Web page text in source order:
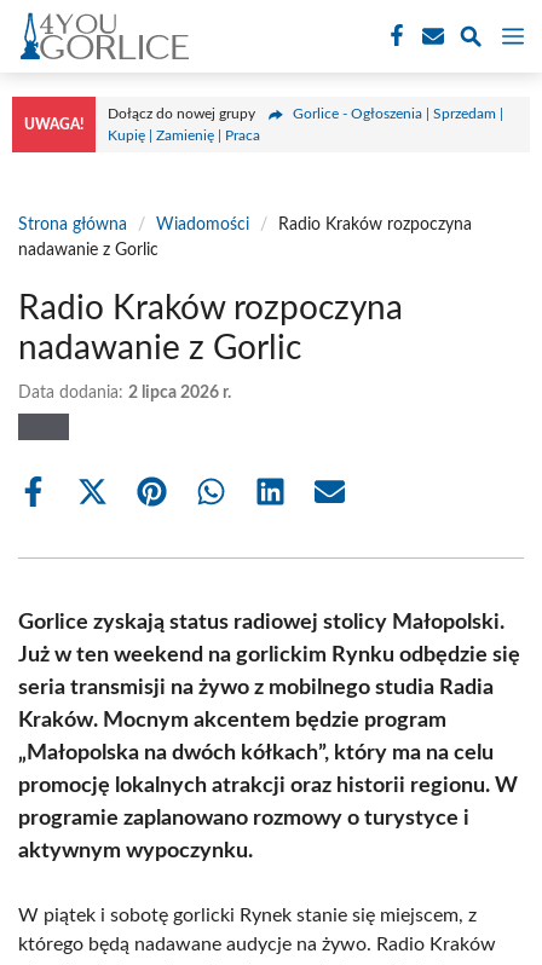
Przejdź
treści
UWAGA!
Dołącz do nowej grupy
Gorlice - Ogłoszenia | Sprzedam |
Kupię | Zamienię | Praca
Strona główna / Wiadomości /
Radio Kraków rozpoczyna
nadawanie z Gorlic
Radio Kraków rozpoczyna
nadawanie z Gorlic
Data dodania: 2 lipca 2026 r.
Share
Share
(Twitter)
Share Share Share Share
Gorlice zyskają status radiowej stolicy Małopolski.
Już w ten weekend na gorlickim Rynku odbędzie się
seria transmisji na żywo z mobilnego studia Radia
Kraków. Mocnym akcentem będzie program
„Małopolska na dwóch kółkach”, który ma na celu
promocję lokalnych atrakcji oraz historii regionu. W
programie zaplanowano rozmowy o turystyce i
aktywnym wypoczynku.
W piątek i sobotę gorlicki Rynek stanie się miejscem, z
którego będą nadawane audycje na żywo. Radio Kraków